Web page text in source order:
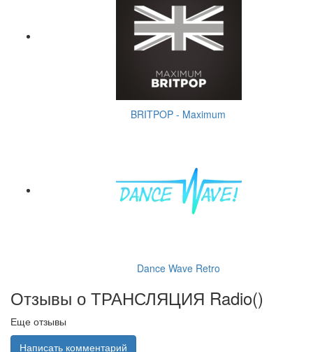
BRITPOP - Maximum
Dance Wave Retro
Отзывы о ТРАНСЛЯЦИЯ Radio()
Еще отзывы
Написать комментарий